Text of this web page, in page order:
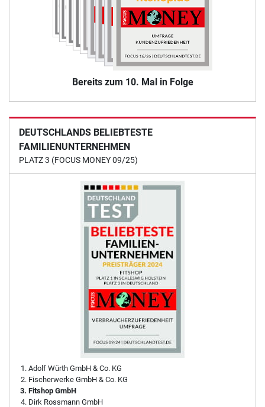
Bereits zum 10. Mal in Folge
DEUTSCHLANDS BELIEBTESTE
FAMILIENUNTERNEHMEN
PLATZ 3 (FOCUS MONEY 09/25)
Adolf Würth GmbH & Co. KG
Fischerwerke GmbH & Co. KG
Fitshop GmbH
Dirk Rossmann GmbH